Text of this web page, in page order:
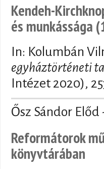
Kendeh-
és munkássága
In: Kolumbán
egyháztörténeti
Intézet 2020),
Ősz Sándor Előd
Reformátorok
könyvtárában